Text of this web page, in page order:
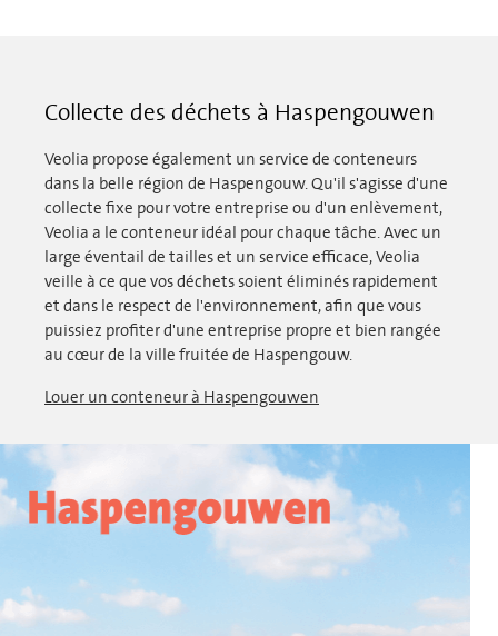
Collecte des déchets à Haspengouwen
Veolia propose également un service de conteneurs
dans la belle région de Haspengouw. Qu'il s'agisse d'une
collecte fixe pour votre entreprise ou d'un enlèvement,
Veolia a le conteneur idéal pour chaque tâche. Avec un
large éventail de tailles et un service efficace, Veolia
veille à ce que vos déchets soient éliminés rapidement
et dans le respect de l'environnement, afin que vous
puissiez profiter d'une entreprise propre et bien rangée
au cœur de la ville fruitée de Haspengouw.
Louer un conteneur à Haspengouwen